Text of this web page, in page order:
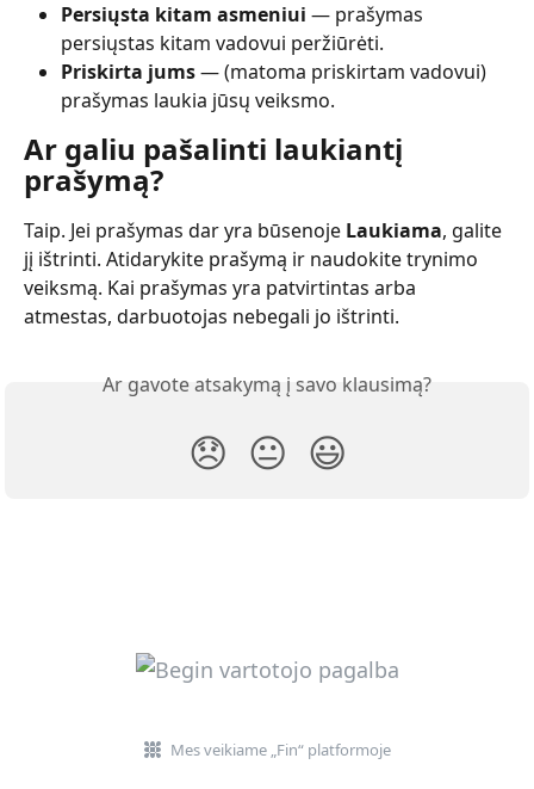
Persiųsta kitam asmeniui — prašymas
persiųstas kitam vadovui peržiūrėti.
Priskirta jums — (matoma priskirtam vadovui)
prašymas laukia jūsų veiksmo.
Ar galiu pašalinti laukiantį
prašymą?
Taip. Jei prašymas dar yra būsenoje Laukiama, galite
jį ištrinti. Atidarykite prašymą ir naudokite trynimo
veiksmą. Kai prašymas yra patvirtintas arba
atmestas, darbuotojas nebegali jo ištrinti.
Ar gavote atsakymą į savo klausimą?
😞 😐 😃
Mes veikiame „Fin“ platformoje